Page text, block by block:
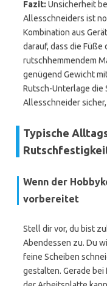
Fazit: Unsicherheit
Allesschneiders ist
Kombination aus
darauf, dass die
rutschhemmendem
genügend Gewicht
Rutsch-Unterlage die
Allesschneider
Typische
Wenn der
vorbereitet
Stell dir vor, du bist
Abendessen zu. Du
feine Scheiben
gestalten. Gerade